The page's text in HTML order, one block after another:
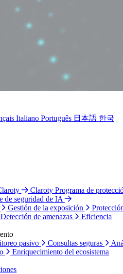
Italiano Português 日本語 한국
Claroty Programa de
de seguridad de IA
Gestión de la exposición
Detección de amenazas
Eficiencia
pasivo Consultas seguras
Enriquecimiento del ecosistema